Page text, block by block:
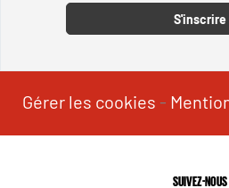
S'inscrire
Gérer les cookies -
SUIVEZ-NOUS